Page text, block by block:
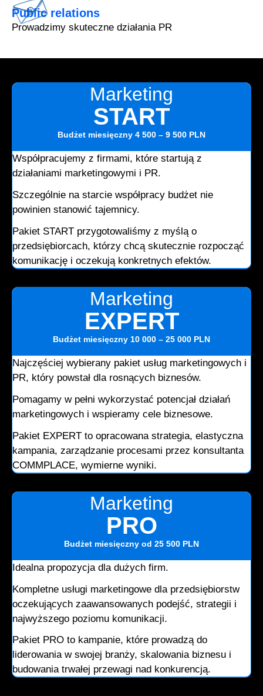
Public relations
Prowadzimy skuteczne działania PR
Marketing
START
Budżet miesięczny 4 500 – 9 500 PLN
Współpracujemy z firmami, które startują z
działaniami marketingowymi i PR.
Szczególnie na starcie współpracy budżet nie
powinien stanowić tajemnicy.
Pakiet START przygotowaliśmy z myślą o
przedsiębiorcach, którzy chcą skutecznie rozpocząć
komunikację i oczekują konkretnych efektów.
Marketing
EXPERT
Budżet miesięczny 10 000 – 25 000 PLN
Najczęściej wybierany pakiet usług marketingowych i
PR, który powstał dla rosnących biznesów.
Pomagamy w pełni wykorzystać potencjał działań
marketingowych i wspieramy cele biznesowe.
Pakiet EXPERT to opracowana strategia, elastyczna
kampania, zarządzanie procesami przez konsultanta
COMMPLACE, wymierne wyniki.
Marketing
PRO
Budżet miesięczny od 25 500 PLN
Idealna propozycja dla dużych firm.
Kompletne usługi marketingowe dla przedsiębiorstw
oczekujących zaawansowanych podejść, strategii i
najwyższego poziomu komunikacji.
Pakiet PRO to kampanie, które prowadzą do
liderowania w swojej branży, skalowania biznesu i
budowania trwałej przewagi nad konkurencją.